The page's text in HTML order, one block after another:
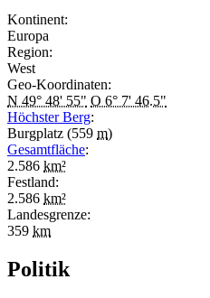
Kontinent:
Europa
Region:
West
Geo-Koordinaten:
N 49° 48' 55" O 6° 7' 46.5"
Höchster Berg:
Burgplatz (559 m)
Gesamtfläche:
2.586 km²
Festland:
2.586 km²
Landesgrenze:
359 km
Politik